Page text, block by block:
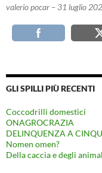
valerio pocar – 31 luglio
GLI SPILLI PIÙ RECENTI
Coccodrilli domestici
ONAGROCRAZIA
DELINQUENZA A
Nomen omen?
Della caccia e degli